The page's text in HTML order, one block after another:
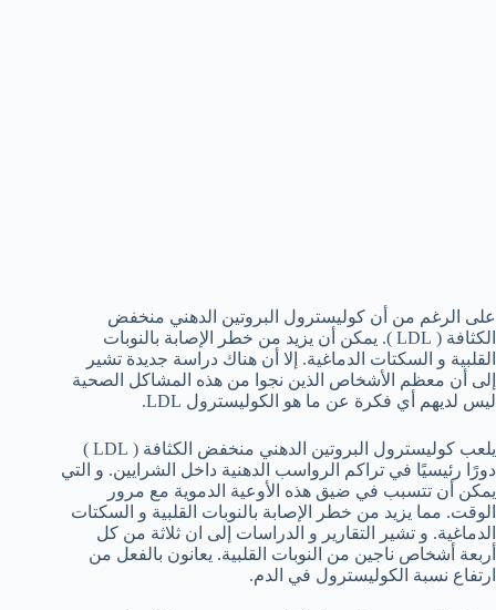
على الرغم من أن كوليسترول البروتين الدهني منخفض
الكثافة ( LDL ). يمكن أن يزيد من خطر الإصابة بالنوبات
القلبية و السكتات الدماغية. إلا أن هناك دراسة جديدة تشير
إلى أن معظم الأشخاص الذين نجوا من هذه المشاكل الصحية
ليس لديهم أي فكرة عن ما هو الكوليسترول LDL.
يلعب كوليسترول البروتين الدهني منخفض الكثافة ( LDL )
دورًا رئيسيًا في تراكم الرواسب الدهنية داخل الشرايين. و التي
يمكن أن تتسبب في ضيق هذه الأوعية الدموية مع مرور
الوقت. مما يزيد من خطر الإصابة بالنوبات القلبية و السكتات
الدماغية. و تشير التقارير و الدراسات إلى ان ثلاثة من كل
أربعة أشخاص ناجين من النوبات القلبية. يعانون بالفعل من
ارتفاع نسبة الكوليسترول في الدم.